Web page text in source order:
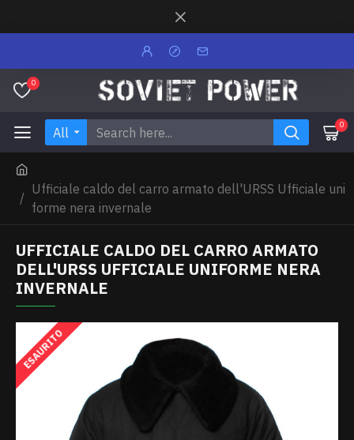
0
All 0
Ufficiale caldo del carro armato dell'URSS Ufficiale uni
forme nera invernale
UFFICIALE CALDO DEL CARRO ARMATO
DELL'URSS UFFICIALE UNIFORME NERA
INVERNALE
ESAURITO